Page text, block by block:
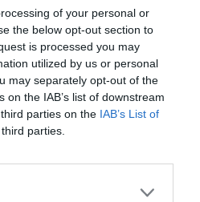
of your personal or
the below opt-out section to
is processed you may
utilized by us or personal
may separately opt-out of the
the IAB’s list of downstream
parties on the IAB’s List of
parties.
HODIŤ